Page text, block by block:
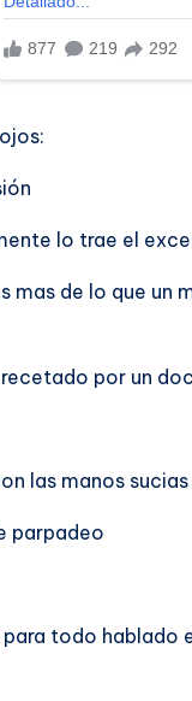
lo trae el
de lo que un
por un
las manos
parpadeo
todo hablado